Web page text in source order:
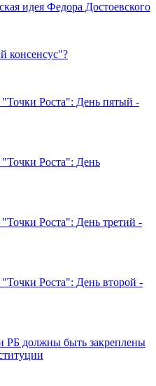
идея Федора Достоевского
консенсус"?
Роста": День пятый -
Роста": День
Роста": День третий -
Роста": День второй -
должны быть закреплены